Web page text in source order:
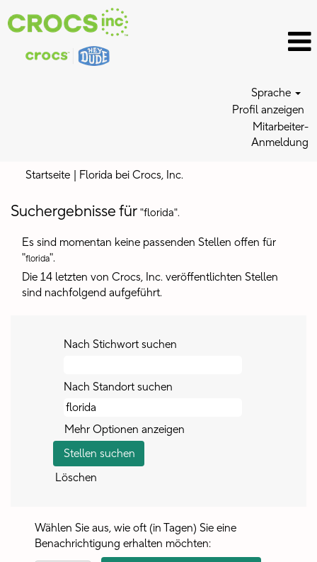
Sprache
Profil anzeigen
Mitarbeiter-
Anmeldung
Startseite Florida bei Crocs, Inc.(aktuelle
Suchergebnisse für "florida".
Es sind momentan keine passenden Stellen offen für
"florida".
Die 14 letzten von Crocs, Inc. veröffentlichten Stellen
sind nachfolgend aufgeführt.
Nach Stichwort suchen
Nach Standort suchen
Mehr Optionen anzeigen
Löschen
Wählen Sie aus, wie oft (in Tagen) Sie eine
Benachrichtigung erhalten möchten: